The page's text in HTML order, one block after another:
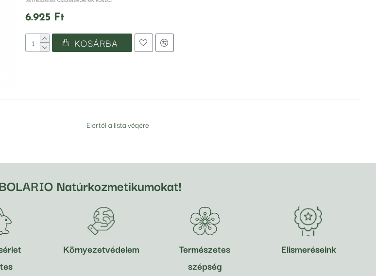
6.925 Ft
KOSÁRBA
Elértél a lista végére
Natúrkozmetikumokat!
Környezetvédelem
Természetes
szépség
Elismeréseink